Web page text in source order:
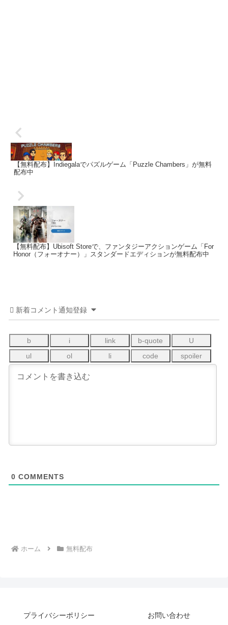
【無料配布】Indiegalaでパズルゲーム「Puzzle Chambers」が無料
配布中
【無料配布】Ubisoft Storeで、ファンタジーアクションゲーム「For
Honor（フォーオナー）」スタンダードエディションが無料配布中
新着コメント通知登録
0 COMMENTS
ホーム 無料配布
プライバシーポリシー お問い合わせ